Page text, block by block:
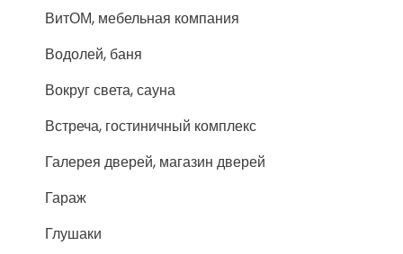
ВитОМ, мебельная компания
Водолей, баня
Вокруг света, сауна
Встреча, гостиничный комплекс
Галерея дверей, магазин дверей
Гараж
Глушаки